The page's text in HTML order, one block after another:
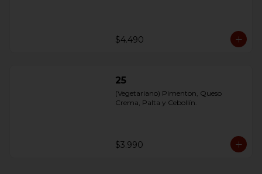
$4.490
25
(Vegetariano) Pimenton, Queso
Crema, Palta y Cebollín.
$3.990